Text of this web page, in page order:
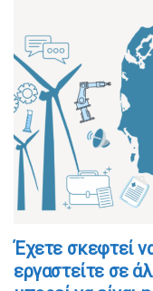
​​Έχετε σκεφτεί
εργαστείτε σε